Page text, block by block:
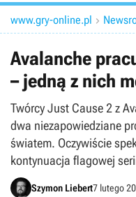
www.gry-online.pl 
Avalanche
– jedną z nich
Twórcy Just Cause 2 z
dwa niezapowiedziane
światem. Oczywiście
kontynuacja flagowej
Szymon Liebert7 lutego